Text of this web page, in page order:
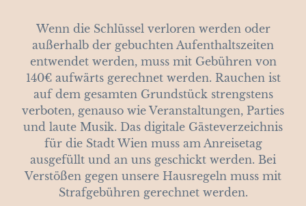
Wenn die Schlüssel verloren werden oder
außerhalb der gebuchten Aufenthaltszeiten
entwendet werden, muss mit Gebühren von
140€ aufwärts gerechnet werden. Rauchen ist
auf dem gesamten Grundstück strengstens
verboten, genauso wie Veranstaltungen, Parties
und laute Musik. Das digitale Gästeverzeichnis
für die Stadt Wien muss am Anreisetag
ausgefüllt und an uns geschickt werden. Bei
Verstößen gegen unsere Hausregeln muss mit
Strafgebühren gerechnet werden.